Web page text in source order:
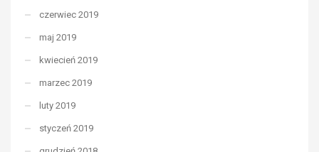
czerwiec 2019
maj 2019
kwiecień 2019
marzec 2019
luty 2019
styczeń 2019